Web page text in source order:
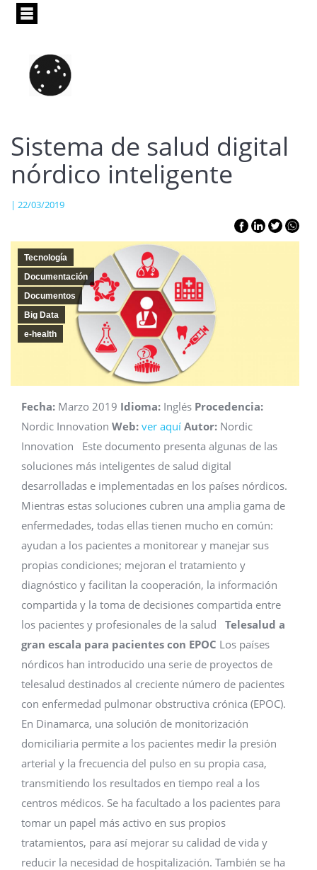
Pasar
principal
Sistema de salud digital
nórdico inteligente
| 22/03/2019
Tecnología
Documentación
Documentos
Big Data
e-health
Fecha: Marzo 2019 Idioma: Inglés Procedencia:
Nordic Innovation Web: ver aquí Autor: Nordic
Innovation Este documento presenta algunas de las
soluciones más inteligentes de salud digital
desarrolladas e implementadas en los países nórdicos.
Mientras estas soluciones cubren una amplia gama de
enfermedades, todas ellas tienen mucho en común:
ayudan a los pacientes a monitorear y manejar sus
propias condiciones; mejoran el tratamiento y
diagnóstico y facilitan la cooperación, la información
compartida y la toma de decisiones compartida entre
los pacientes y profesionales de la salud Telesalud a
gran escala para pacientes con EPOC Los países
nórdicos han introducido una serie de proyectos de
telesalud destinados al creciente número de pacientes
con enfermedad pulmonar obstructiva crónica (EPOC).
En Dinamarca, una solución de monitorización
domiciliaria permite a los pacientes medir la presión
arterial y la frecuencia del pulso en su propia casa,
transmitiendo los resultados en tiempo real a los
centros médicos. Se ha facultado a los pacientes para
tomar un papel más activo en sus propios
tratamientos, para así mejorar su calidad de vida y
reducir la necesidad de hospitalización. También se ha